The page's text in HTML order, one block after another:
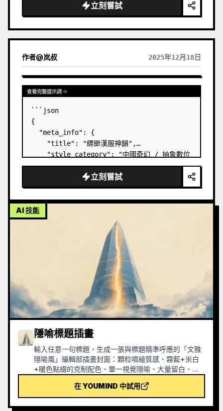
立刻嘗試
作者@岚叔 2025年12月18日
查看完整提示詞
```json
{
  "meta_info": {
    "title": "縹緲漢服神韻",
    "style_category": "中國奇幻 / 抽象數位
藝術",
    "aspect_ratio": "3:1"
  },
  "visual_elements": {
    "subject": {
      "description": "由角色決定的服裝剪
      "pose": "由角色決定的姿勢，懸浮於半空
      "composition": "居中縹緲的人物，流動…
立刻嘗試
AI 技能
隱喻標題插畫
輸入任意一句標題，生成一張與標題精準呼應的「文雅
隱喻風」編輯部插畫封面：顆粒噴繪質感、霧藍+米白
+暖色點綴的克制配色、單一視覺隱喻、大量留白、
在 YOUMIND 中試用